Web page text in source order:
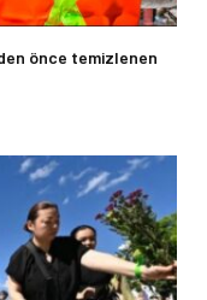
önce temizlenen